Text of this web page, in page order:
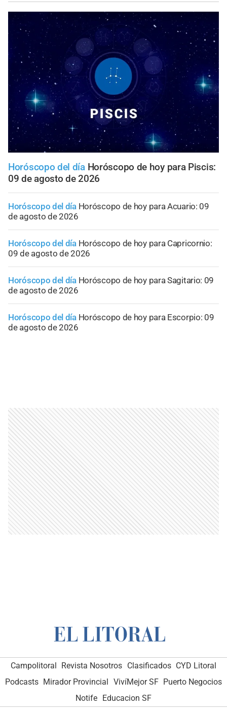
Horóscopo del día Horóscopo de hoy para Piscis:
09 de agosto de 2026
Horóscopo del día Horóscopo de hoy para Acuario: 09
de agosto de 2026
Horóscopo del día Horóscopo de hoy para Capricornio:
09 de agosto de 2026
Horóscopo del día Horóscopo de hoy para Sagitario: 09
de agosto de 2026
Horóscopo del día Horóscopo de hoy para Escorpio: 09
de agosto de 2026
Campolitoral Revista Nosotros Clasificados CYD Litoral
Podcasts Mirador Provincial VivíMejor SF Puerto Negocios
Notife Educacion SF